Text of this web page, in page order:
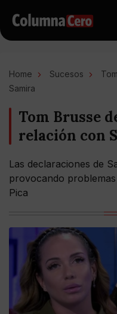
Home Sucesos
Samira
Tom Brusse
relación con
Las declaraciones de
provocando
Pica